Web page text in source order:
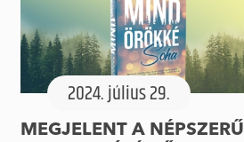
2024. július 29.
MEGJELENT A NÉPSZERŰ